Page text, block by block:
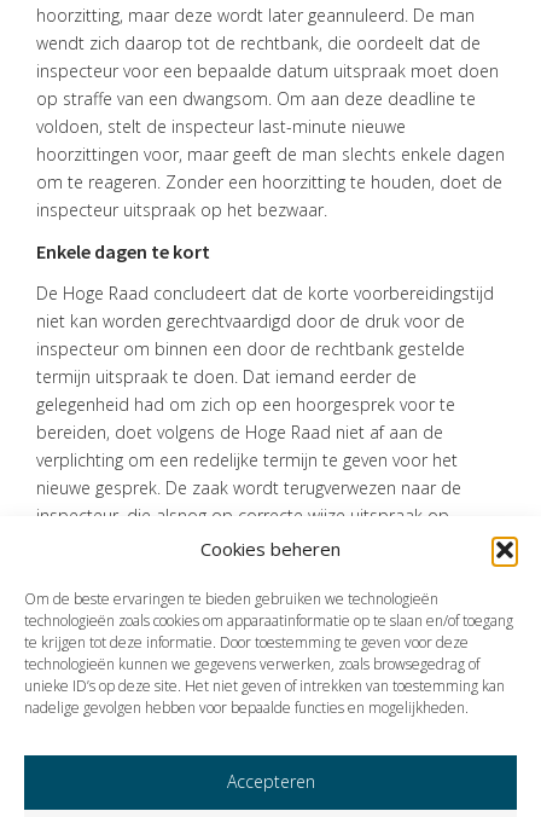
Cookies beheren
Om de beste ervaringen te bieden gebruiken we technologieën
technologieën zoals cookies om apparaatinformatie op te slaan en/of toegang
te krijgen tot deze informatie. Door toestemming te geven voor deze
technologieën kunnen we gegevens verwerken, zoals browsegedrag of
unieke ID’s op deze site. Het niet geven of intrekken van toestemming kan
nadelige gevolgen hebben voor bepaalde functies en mogelijkheden.
Accepteren
ONS
TEAM
ACTUEEL
VACATURES
CONTACT
hoorzitting, maar deze wordt later geannuleerd. De man
wendt zich daarop tot de rechtbank, die oordeelt dat de
inspecteur voor een bepaalde datum uitspraak moet doen
op straffe van een dwangsom. Om aan deze deadline te
voldoen, stelt de inspecteur last-minute nieuwe
hoorzittingen voor, maar geeft de man slechts enkele dagen
om te reageren. Zonder een hoorzitting te houden, doet de
inspecteur uitspraak op het bezwaar.
Enkele dagen te kort
De Hoge Raad concludeert dat de korte voorbereidingstijd
niet kan worden gerechtvaardigd door de druk voor de
inspecteur om binnen een door de rechtbank gestelde
termijn uitspraak te doen. Dat iemand eerder de
gelegenheid had om zich op een hoorgesprek voor te
bereiden, doet volgens de Hoge Raad niet af aan de
verplichting om een redelijke termijn te geven voor het
nieuwe gesprek. De zaak wordt terugverwezen naar de
inspecteur, die alsnog op correcte wijze uitspraak op
Vorige Volgende